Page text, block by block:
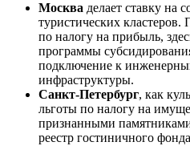
Москва делает ставку на
туристических
по налогу на прибыль,
программы
подключение к
инфраструктуры.
Санкт-Петербург, как
льготы по налогу на
признанными
реестр гостиничного